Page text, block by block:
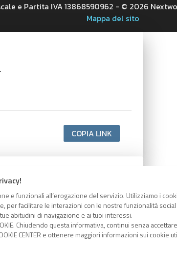
e funzionali all’erogazione del servizio. Utilizziamo i
per facilitare le interazioni con le nostre funzionalità
abitudini di navigazione e ai tuoi interessi.
Chiudendo questa informativa, continui senza
CENTER e ottenere maggiori informazioni sui cookie
e Partita IVA 13868590962 - © 2026
Mappa del sito
COPIA LINK